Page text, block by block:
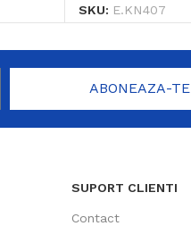
SKU: E.KN407
ABONEAZA-TE
SUPORT CLIENTI
Contact